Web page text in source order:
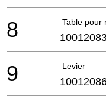
Table pour
8
Levier
9